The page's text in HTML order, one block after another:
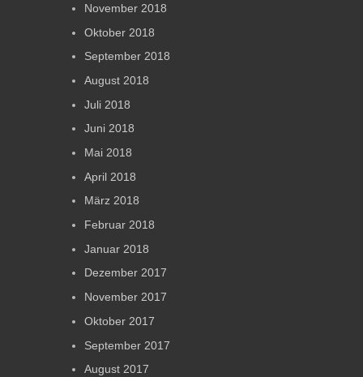
November 2018
Oktober 2018
September 2018
August 2018
Juli 2018
Juni 2018
Mai 2018
April 2018
März 2018
Februar 2018
Januar 2018
Dezember 2017
November 2017
Oktober 2017
September 2017
August 2017